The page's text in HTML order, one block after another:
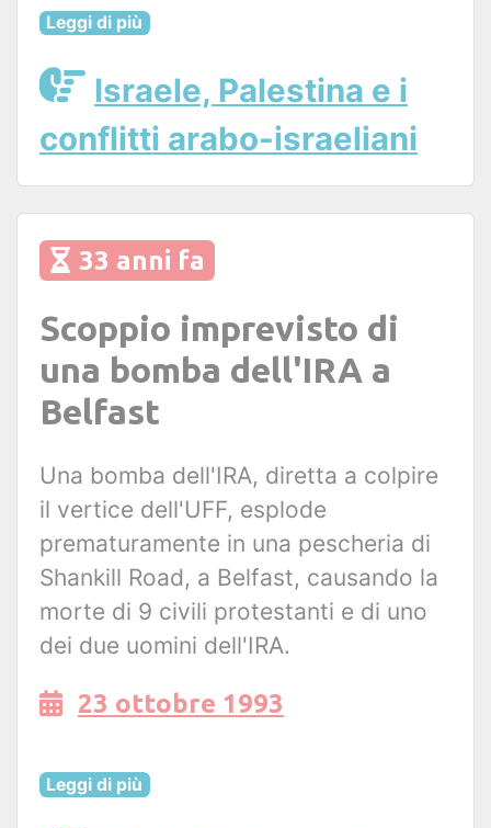
Leggi di più
Israele, Palestina e i
conflitti arabo-israeliani
33 anni fa
Scoppio imprevisto di
una bomba dell'IRA a
Belfast
Una bomba dell'IRA, diretta a colpire
il vertice dell'UFF, esplode
prematuramente in una pescheria di
Shankill Road, a Belfast, causando la
morte di 9 civili protestanti e di uno
dei due uomini dell'IRA.
23 ottobre 1993
Leggi di più